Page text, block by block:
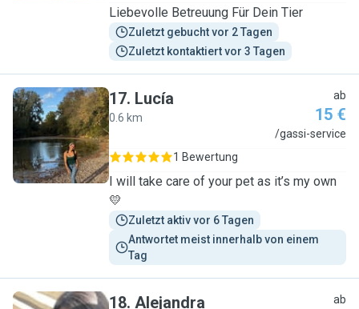
Liebevolle Betreuung Für Dein Tier
Zuletzt gebucht vor 2 Tagen
Zuletzt kontaktiert vor 3 Tagen
L
17. Lucía
0.6 km
ab
15 €
/gassi-service
1 Bewertung
I will take care of your pet as it’s my own
💛
Zuletzt aktiv vor 6 Tagen
Antwortet meist innerhalb von einem
Tag
18. Alejandra ab